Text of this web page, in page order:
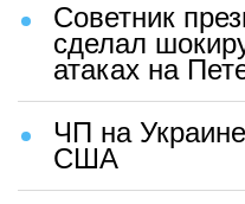
Советник
сделал
атаках на
ЧП на
США